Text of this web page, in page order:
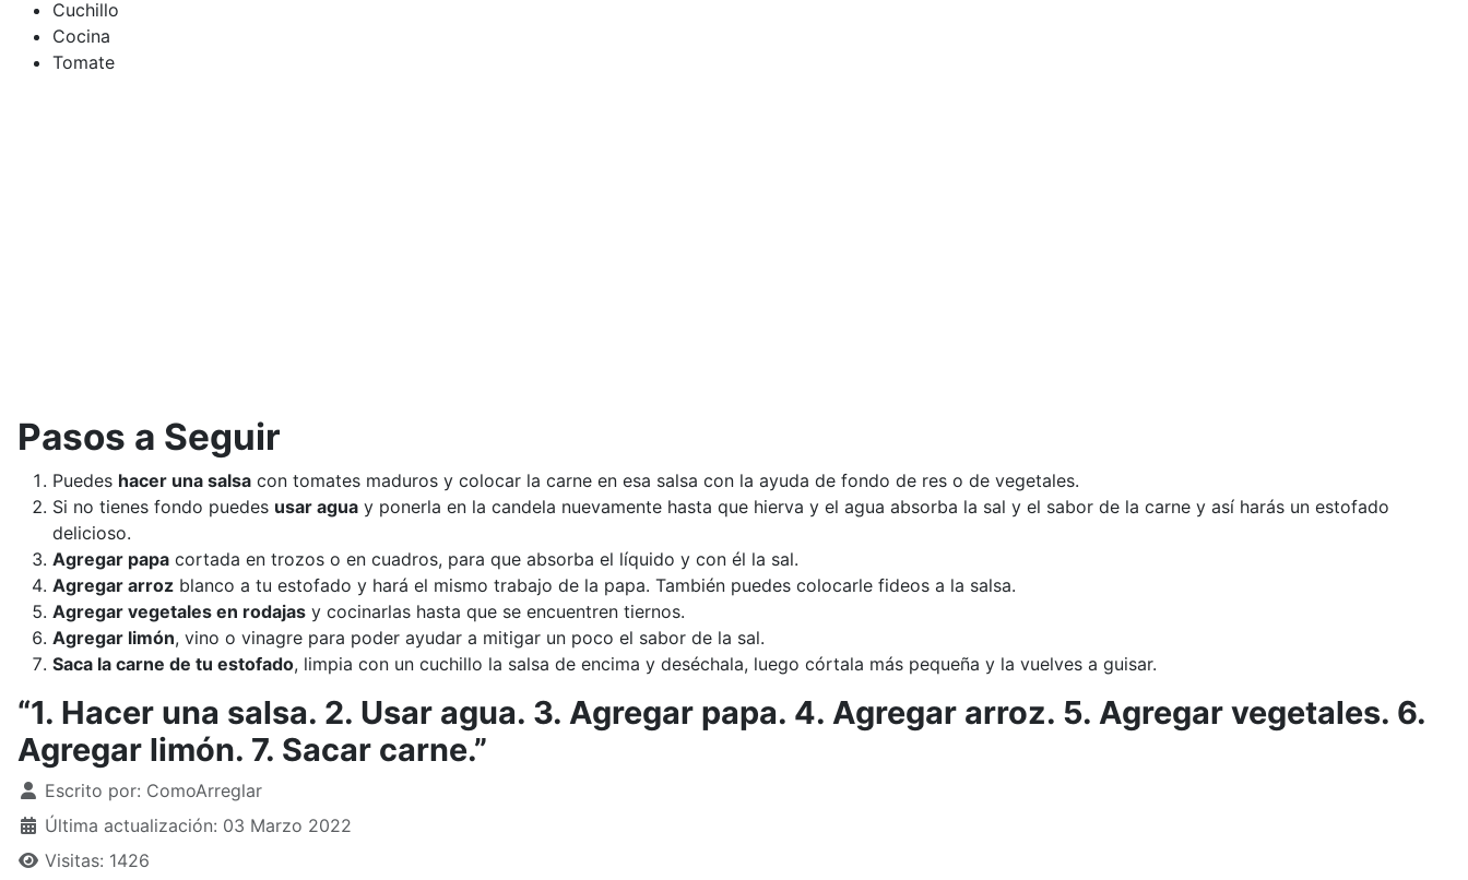
Cuchillo
Cocina
Tomate
Pasos a Seguir
Puedes hacer una salsa con tomates maduros y colocar la carne en esa salsa con la ayuda de fondo de res o de vegetales.
Si no tienes fondo puedes usar agua y ponerla en la candela nuevamente hasta que hierva y el agua absorba la sal y el sabor de la carne y así harás un estofado
delicioso.
Agregar papa cortada en trozos o en cuadros, para que absorba el líquido y con él la sal.
Agregar arroz blanco a tu estofado y hará el mismo trabajo de la papa. También puedes colocarle fideos a la salsa.
Agregar vegetales en rodajas y cocinarlas hasta que se encuentren tiernos.
Agregar limón, vino o vinagre para poder ayudar a mitigar un poco el sabor de la sal.
Saca la carne de tu estofado, limpia con un cuchillo la salsa de encima y deséchala, luego córtala más pequeña y la vuelves a guisar.
“1. Hacer una salsa. 2. Usar agua. 3. Agregar papa. 4. Agregar arroz. 5. Agregar vegetales. 6.
Agregar limón. 7. Sacar carne.”
Detalles
Escrito por: ComoArreglar
Última actualización: 03 Marzo 2022
Visitas: 1426